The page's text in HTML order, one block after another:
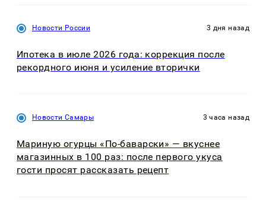
Новости России 3 дня назад
Ипотека в июле 2026 года: коррекция после
рекордного июня и усиление вторички
Новости Самары 3 часа назад
Мариную огурцы «По-баварски» — вкуснее
магазинных в 100 раз: после первого укуса
гости просят рассказать рецепт